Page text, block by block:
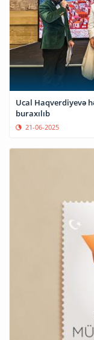
Ucal Haqverdiyevə
buraxılıb
21-06-2025